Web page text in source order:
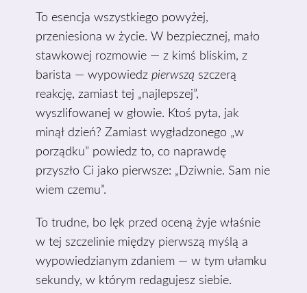
To esencja wszystkiego powyżej,
przeniesiona w życie. W bezpiecznej, mało
stawkowej rozmowie — z kimś bliskim, z
barista — wypowiedzpierwszą szczerą
reakcję, zamiast tej „najlepszej”,
wyszlifowanej w głowie. Ktoś pyta, jak
minął dzień? Zamiast wygładzonego „w
porządku” powiedz to, co naprawdę
przyszło Ci jako pierwsze: „Dziwnie. Sam nie
wiem czemu”.
To trudne, bo lęk przed oceną żyje właśnie
w tej szczelinie między pierwszą myślą a
wypowiedzianym zdaniem — w tym ułamku
sekundy, w którym redagujesz siebie.